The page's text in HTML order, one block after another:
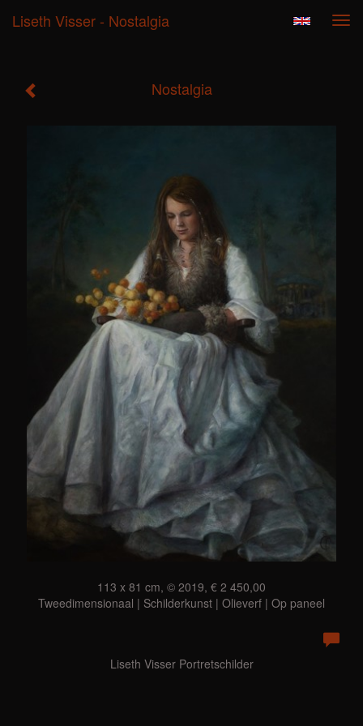
Liseth Visser - Nostalgia
Nostalgia
113 x 81 cm, © 2019, € 2 450,00
Tweedimensionaal | Schilderkunst | Olieverf | Op paneel
Liseth Visser Portretschilder